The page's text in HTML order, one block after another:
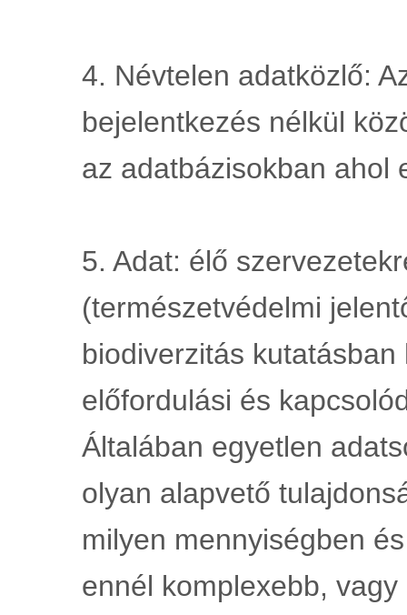
4. Névtelen adatközlő:
bejelentkezés nélkül
az adatbázisokban ahol
5. Adat: élő
(természetvédelmi
biodiverzitás kutatásban
előfordulási és
Általában egyetlen
olyan alapvető
milyen mennyiségben
ennél komplexebb,